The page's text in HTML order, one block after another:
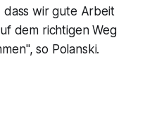
dass wir gute Arbeit
dem richtigen Weg
so Polanski.